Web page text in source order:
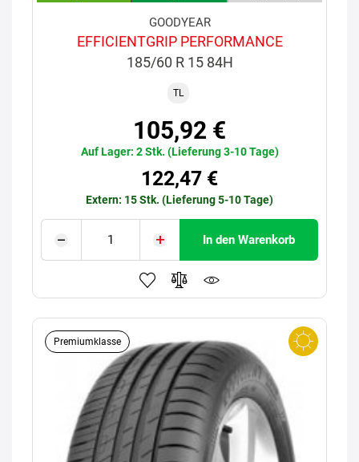
GOODYEAR
EFFICIENTGRIP PERFORMANCE
185/60 R 15 84H
TL
105,92 €
Auf Lager: 2 Stk. (Lieferung 3-10 Tage)
122,47 €
Extern: 15 Stk. (Lieferung 5-10 Tage)
In den Warenkorb
Premiumklasse